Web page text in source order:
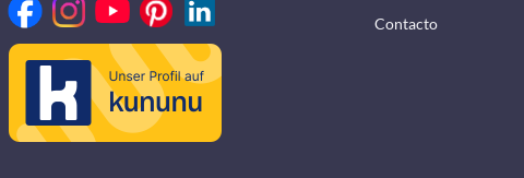
Contacto